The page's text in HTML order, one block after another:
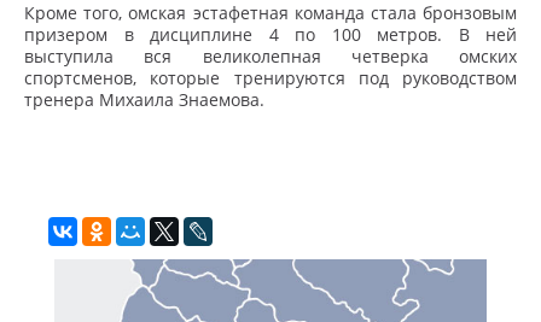
Кроме того, омская эстафетная команда стала бронзовым
призером в дисциплине 4 по 100 метров. В ней
выступила вся великолепная четверка омских
спортсменов, которые тренируются под руководством
тренера Михаила Знаемова.